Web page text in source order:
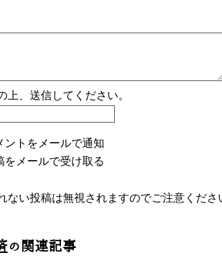
上、送信してください。
ントをメールで通知
をメールで受け取る
ない投稿は無視されますのでご注意くださ
の関連記事